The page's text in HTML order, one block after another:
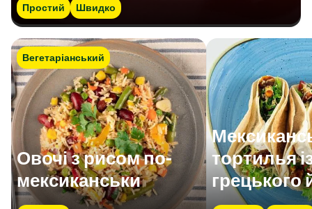
Простий Швидко
Вегетаріанський
Овочі з рисом по-
мексиканськи
тортилья
грецького